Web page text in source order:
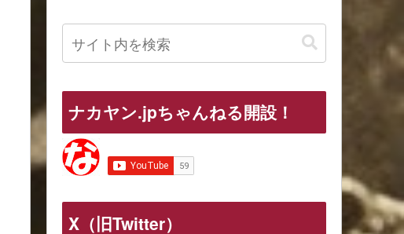
ナカヤン.jpちゃんねる開設！
X（旧Twitter）